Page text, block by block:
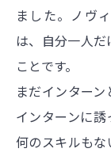
ました。ノヴ
は、自分一人
ことです。
まだインター
インターンに
何のスキルも